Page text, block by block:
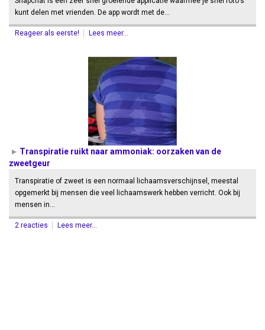
kunt delen met vrienden. De app wordt met de…
Reageer als eerste! Lees meer...
Transpiratie ruikt naar ammoniak: oorzaken van de
zweetgeur
Transpiratie of zweet is een normaal lichaamsverschijnsel, meestal
opgemerkt bij mensen die veel lichaamswerk hebben verricht. Ook bij
mensen in…
2 reacties Lees meer...